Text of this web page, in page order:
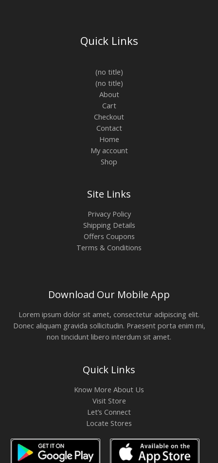
Quick Links
(no title)
(no title)
About
Cart
Checkout
Contact
Home
My account
Shop
Site Links
Privacy Policy
Shipping Details
Offers Coupons
Terms & Conditions
Download Our Mobile App
Lorem ipsum dolor sit amet, consectetur adipiscing elit.
Donec aliquam gravida sollicitudin. Praesent porta enim mi,
non tincidunt libero interdum sit amet.
Quick Links
Know More About Us
Visit Store
Let’s Connect
Locate Stores